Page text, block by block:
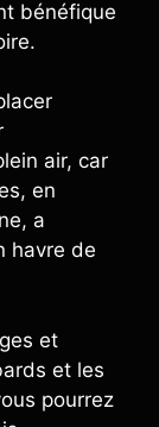
bénéfique
air, car
en
a
havre de
et
et les
pourrez